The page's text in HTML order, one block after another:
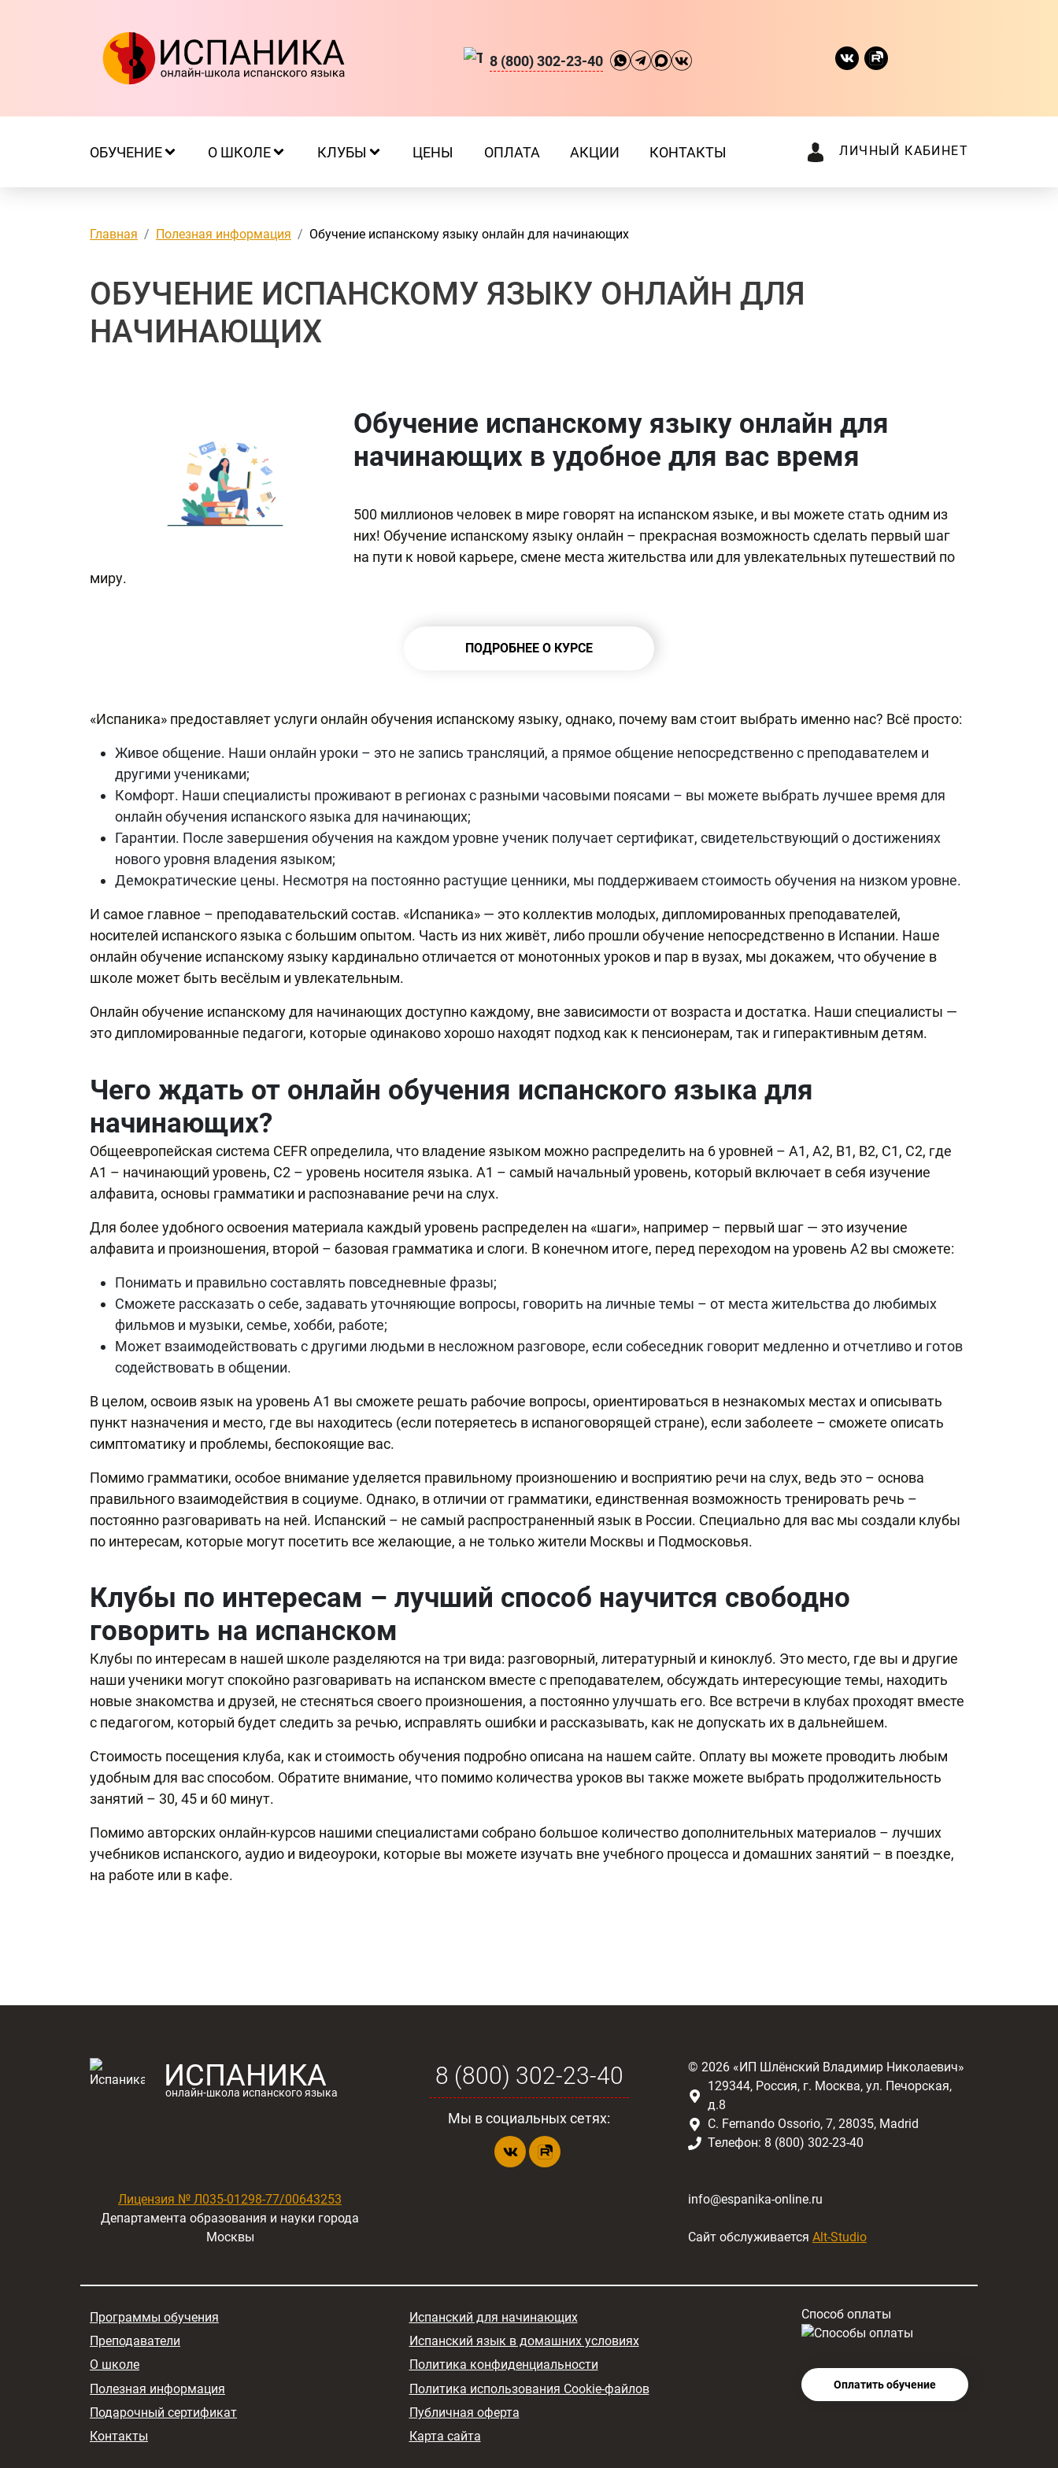
8 (800) 302-23-40
ОБУЧЕНИЕ О ШКОЛЕ КЛУБЫ ЦЕНЫ ОПЛАТА АКЦИИ КОНТАКТЫ ЛИЧНЫЙ КАБИНЕТ
Главная Полезная информация Обучение испанскому языку онлайн для начинающих
ОБУЧЕНИЕ ИСПАНСКОМУ ЯЗЫКУ ОНЛАЙН ДЛЯ
НАЧИНАЮЩИХ
Обучение испанскому языку онлайн для
начинающих в удобное для вас время
500 миллионов человек в мире говорят на испанском языке, и вы можете стать одним из
них! Обучение испанскому языку онлайн – прекрасная возможность сделать первый шаг
на пути к новой карьере, смене места жительства или для увлекательных путешествий по
миру.
ПОДРОБНЕЕ О КУРСЕ
«Испаника» предоставляет услуги онлайн обучения испанскому языку, однако, почему вам стоит выбрать именно нас? Всё просто:
Живое общение. Наши онлайн уроки – это не запись трансляций, а прямое общение непосредственно с преподавателем и
другими учениками;
Комфорт. Наши специалисты проживают в регионах с разными часовыми поясами – вы можете выбрать лучшее время для
онлайн обучения испанского языка для начинающих;
Гарантии. После завершения обучения на каждом уровне ученик получает сертификат, свидетельствующий о достижениях
нового уровня владения языком;
Демократические цены. Несмотря на постоянно растущие ценники, мы поддерживаем стоимость обучения на низком уровне.
И самое главное – преподавательский состав. «Испаника» — это коллектив молодых, дипломированных преподавателей,
носителей испанского языка с большим опытом. Часть из них живёт, либо прошли обучение непосредственно в Испании. Наше
онлайн обучение испанскому языку кардинально отличается от монотонных уроков и пар в вузах, мы докажем, что обучение в
школе может быть весёлым и увлекательным.
Онлайн обучение испанскому для начинающих доступно каждому, вне зависимости от возраста и достатка. Наши специалисты —
это дипломированные педагоги, которые одинаково хорошо находят подход как к пенсионерам, так и гиперактивным детям.
Чего ждать от онлайн обучения испанского языка для
начинающих?
Общеевропейская система CEFR определила, что владение языком можно распределить на 6 уровней – А1, А2, B1, B2, С1, С2, где
А1 – начинающий уровень, С2 – уровень носителя языка. А1 – самый начальный уровень, который включает в себя изучение
алфавита, основы грамматики и распознавание речи на слух.
Для более удобного освоения материала каждый уровень распределен на «шаги», например – первый шаг — это изучение
алфавита и произношения, второй – базовая грамматика и слоги. В конечном итоге, перед переходом на уровень А2 вы сможете:
Понимать и правильно составлять повседневные фразы;
Сможете рассказать о себе, задавать уточняющие вопросы, говорить на личные темы – от места жительства до любимых
фильмов и музыки, семье, хобби, работе;
Может взаимодействовать с другими людьми в несложном разговоре, если собеседник говорит медленно и отчетливо и готов
содействовать в общении.
В целом, освоив язык на уровень А1 вы сможете решать рабочие вопросы, ориентироваться в незнакомых местах и описывать
пункт назначения и место, где вы находитесь (если потеряетесь в испаноговорящей стране), если заболеете – сможете описать
симптоматику и проблемы, беспокоящие вас.
Помимо грамматики, особое внимание уделяется правильному произношению и восприятию речи на слух, ведь это – основа
правильного взаимодействия в социуме. Однако, в отличии от грамматики, единственная возможность тренировать речь –
постоянно разговаривать на ней. Испанский – не самый распространенный язык в России. Специально для вас мы создали клубы
по интересам, которые могут посетить все желающие, а не только жители Москвы и Подмосковья.
Клубы по интересам – лучший способ научится свободно
говорить на испанском
Клубы по интересам в нашей школе разделяются на три вида: разговорный, литературный и киноклуб. Это место, где вы и другие
наши ученики могут спокойно разговаривать на испанском вместе с преподавателем, обсуждать интересующие темы, находить
новые знакомства и друзей, не стесняться своего произношения, а постоянно улучшать его. Все встречи в клубах проходят вместе
с педагогом, который будет следить за речью, исправлять ошибки и рассказывать, как не допускать их в дальнейшем.
Стоимость посещения клуба, как и стоимость обучения подробно описана на нашем сайте. Оплату вы можете проводить любым
удобным для вас способом. Обратите внимание, что помимо количества уроков вы также можете выбрать продолжительность
занятий – 30, 45 и 60 минут.
Помимо авторских онлайн-курсов нашими специалистами собрано большое количество дополнительных материалов – лучших
учебников испанского, аудио и видеоуроки, которые вы можете изучать вне учебного процесса и домашних занятий – в поездке,
на работе или в кафе.
ИСПАНИКА
онлайн-школа испанского языка
Лицензия № Л035-01298-77/00643253
Департамента образования и науки города
Москвы
8 (800) 302-23-40
Мы в социальных сетях:
© 2026 «ИП Шлёнский Владимир Николаевич»
129344, Россия, г. Москва, ул. Печорская,
д.8
C. Fernando Ossorio, 7, 28035, Madrid
Телефон: 8 (800) 302-23-40
info@espanika-online.ru
Сайт обслуживается Alt-Studio
Программы обучения
Преподаватели
О школе
Полезная информация
Подарочный сертификат
Контакты
Испанский для начинающих
Испанский язык в домашних условиях
Политика конфиденциальности
Политика использования Cookie-файлов
Публичная оферта
Карта сайта
Способ оплаты
Оплатить обучение